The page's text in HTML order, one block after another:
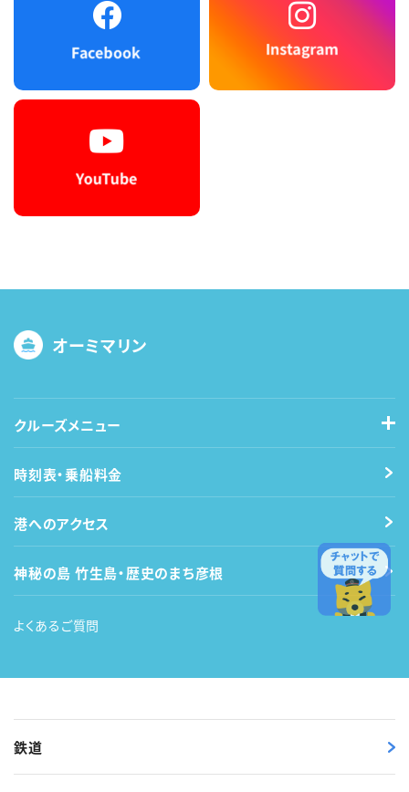
オーミマリン
クルーズメニュー
時刻表・乗船料金
港へのアクセス
神秘の島 竹生島・歴史のまち彦根
よくあるご質問
鉄道